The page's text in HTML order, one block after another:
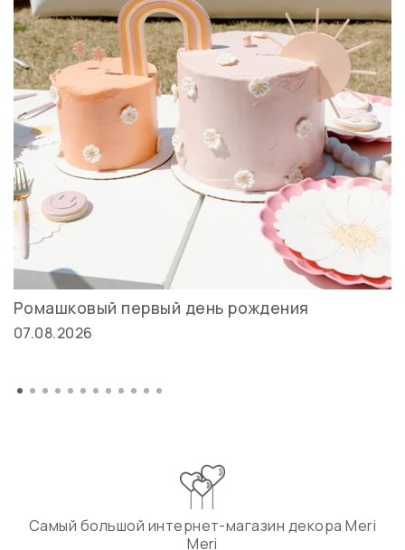
Ромашковый первый день рождения
07.08.2026
Самый большой интернет-магазин декора Meri
Meri